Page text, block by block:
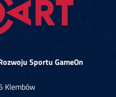
Sportu GameOn
Klembów